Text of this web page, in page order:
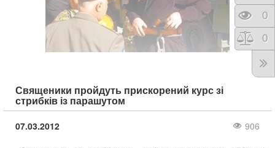
Священики пройдуть прискорений курс зі
стрибків із парашутом
07.03.2012
906
0
0